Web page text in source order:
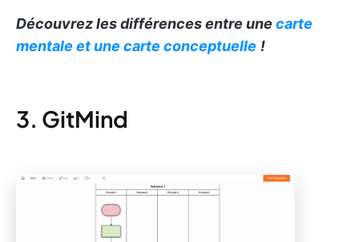
Découvrez les différences entre une carte
mentale et une carte conceptuelle !
3. GitMind